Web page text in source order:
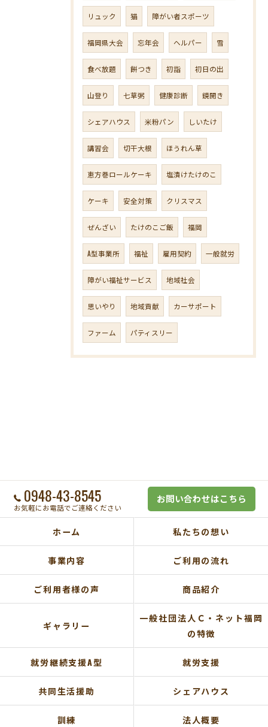
リュック 猫 障がい者スポーツ
福岡県大会 忘年会 ヘルパー 雪
食べ放題 餅つき 初詣 初日の出
山登り 七草粥 健康診断 鏡開き
シェアハウス 米粉パン しいたけ
講習会 切干大根 ほうれん草
恵方巻ロールケーキ 塩漬けたけのこ
ケーキ 安全対策 クリスマス
ぜんざい たけのこご飯 福岡
A型事業所 福祉 雇用契約 一般就労
障がい福祉サービス 地域社会
思いやり 地域貢献 カーサポート
ファーム パティスリー
0948-43-8545
お気軽にお電話でご連絡ください
お問い合わせはこちら
ホーム 私たちの想い
事業内容 ご利用の流れ
ご利用者様の声 商品紹介
ギャラリー
一般社団法人Ｃ・ネット福岡
の特徴
就労継続支援A型 就労支援
共同生活援助 シェアハウス
訓練 法人概要